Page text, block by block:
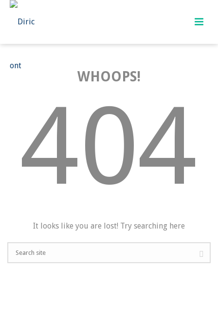
WHOOPS!
404
It looks like you are lost! Try searching here